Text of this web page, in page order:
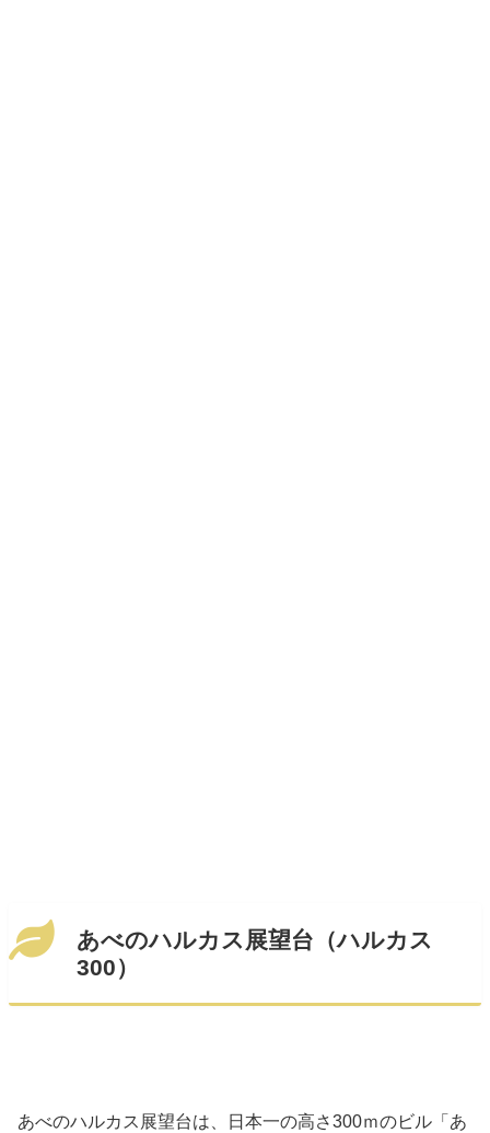
あべのハルカス展望台（ハルカス
300）
あべのハルカス展望台は、日本一の高さ300ｍのビル「あ